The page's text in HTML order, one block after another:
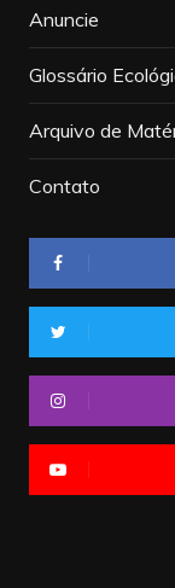
Anuncie
Glossário
Arquivo de
Contato